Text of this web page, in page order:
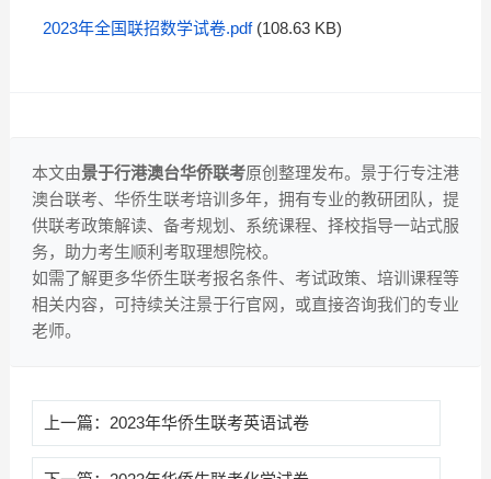
2023年全国联招数学试卷.pdf(108.63 KB)
本文由景于行港澳台华侨联考原创整理发布。景于行专注港
澳台联考、华侨生联考培训多年，拥有专业的教研团队，提
供联考政策解读、备考规划、系统课程、择校指导一站式服
务，助力考生顺利考取理想院校。
如需了解更多华侨生联考报名条件、考试政策、培训课程等
相关内容，可持续关注景于行官网，或直接咨询我们的专业
老师。
上一篇： 2023年华侨生联考英语试卷